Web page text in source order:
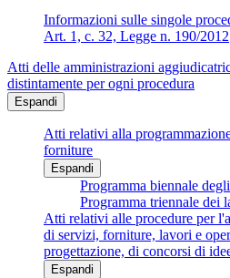
Informazioni sulle singole
Art. 1, c. 32, Legge n. 190/2012
Atti delle amministrazioni
distintamente per ogni procedura
Espandi
Atti relativi alla
forniture
Espandi
Programma biennale
Programma triennale dei
Atti relativi alle procedure per
di servizi, forniture, lavori e
progettazione, di concorsi di
Espandi